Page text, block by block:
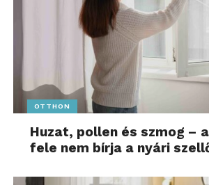
OTTHON
Huzat, pollen és szmog –
fele nem bírja a nyári